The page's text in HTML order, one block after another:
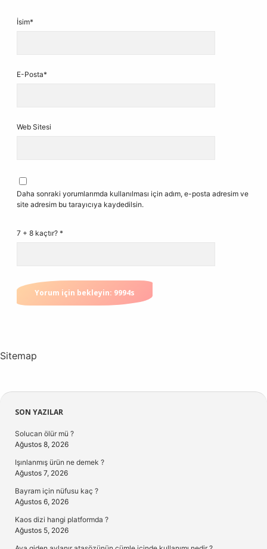
İsim*
E-Posta*
Web Sitesi
Daha sonraki yorumlarımda kullanılması için adım, e-posta adresim ve
site adresim bu tarayıcıya kaydedilsin.
7 + 8 kaçtır? *
Sitemap
Sidebar
SON YAZILAR
Solucan ölür mü ?
Ağustos 8, 2026
Işınlanmış ürün ne demek ?
Ağustos 7, 2026
Bayram için nüfusu kaç ?
Ağustos 6, 2026
Kaos dizi hangi platformda ?
Ağustos 5, 2026